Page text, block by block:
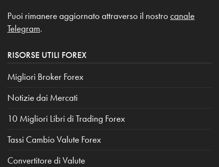
Puoi rimanere aggiornato attraverso il nostro canale
Telegram.
RISORSE UTILI FOREX
Migliori Broker Forex
Notizie dai Mercati
10 Migliori Libri di Trading Forex
Tassi Cambio Valute Forex
Convertitore di Valute